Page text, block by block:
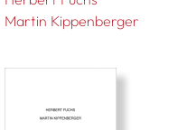
Martin Kippenberger